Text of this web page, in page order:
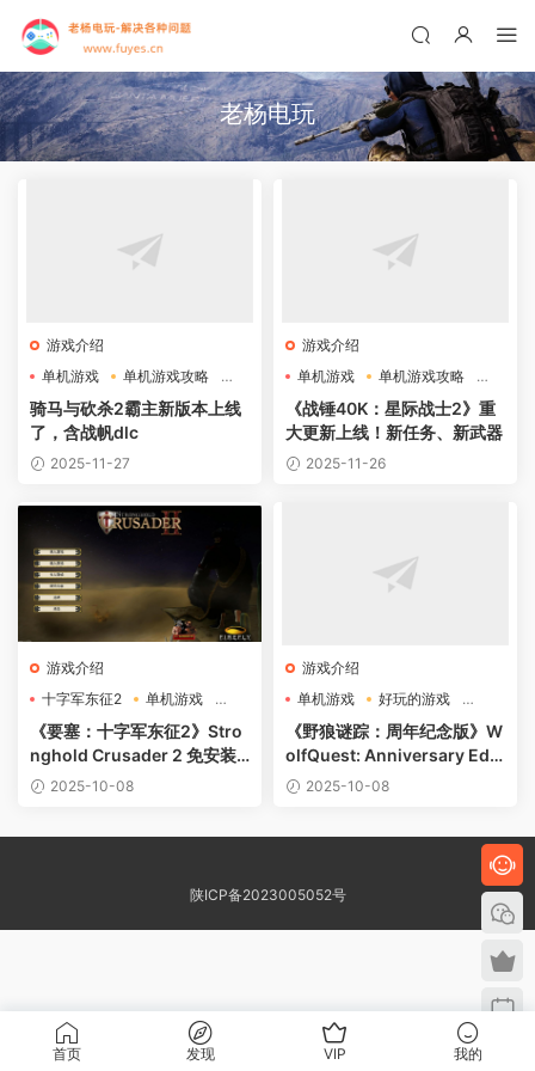
老杨电玩
游戏介绍
单机游戏
单机游戏攻略
战帆DLC
骑马与砍杀2霸主新版本上线
了，含战帆dlc
2025-11-27
游戏介绍
单机游戏
单机游戏攻略
好玩的游戏
《战锤40K：星际战士2》重
大更新上线！新任务、新武器
2025-11-26
游戏介绍
十字军东征2
单机游戏
好玩的游戏
《要塞：十字军东征2》Stro
nghold Crusader 2 免安装
绿色中文版
2025-10-08
游戏介绍
单机游戏
好玩的游戏
游戏介绍
《野狼谜踪：周年纪念版》W
olfQuest: Anniversary Editi
on 2025-10-08
陕ICP备2023005052号
首页 发现 VIP 我的